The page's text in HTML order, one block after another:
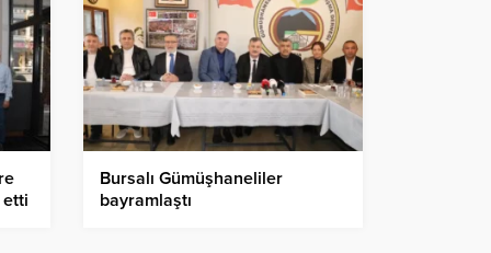
etti
Bursalı Gümüşhaneliler
bayramlaştı